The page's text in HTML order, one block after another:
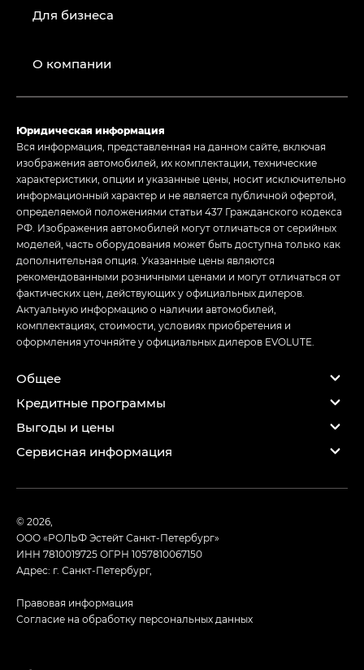
Для бизнеса
О компании
Юридическая информация
Вся информация, представленная на данном сайте, включая
изображения автомобилей, их комплектации, технические
характеристики, опции и указанные цены, носит исключительно
информационный характер и не является публичной офертой,
определяемой положениями статьи 437 Гражданского кодекса
РФ. Изображения автомобилей могут отличаться от серийных
моделей, часть оборудования может быть доступна только как
дополнительная опция. Указанные цены являются
рекомендованными розничными ценами и могут отличаться от
фактических цен, действующих у официальных дилеров.
Актуальную информацию о наличии автомобилей,
комплектациях, стоимости, условиях приобретения и
оформления уточняйте у официальных дилеров EVOLUTE.
Общее
Кредитные программы
Выгоды и цены
Сервисная информация
© 2026,
ООО «РОЛЬФ Эстейт Санкт-Петербург»
ИНН 7810019725ОГРН 1057810067150
Адрес: г. Санкт-Петербург,
Правовая информация
Согласие на обработку персональных данных